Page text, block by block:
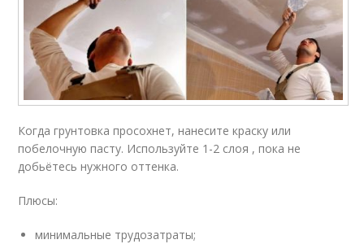
Когда грунтовка просохнет, нанесите краску или
побелочную пасту. Используйте 1-2 слоя , пока не
добьётесь нужного оттенка.
Плюсы:
минимальные трудозатраты;